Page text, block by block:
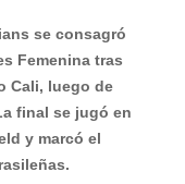
se consagró
Femenina tras
Cali, luego de
final se jugó en
y marcó el